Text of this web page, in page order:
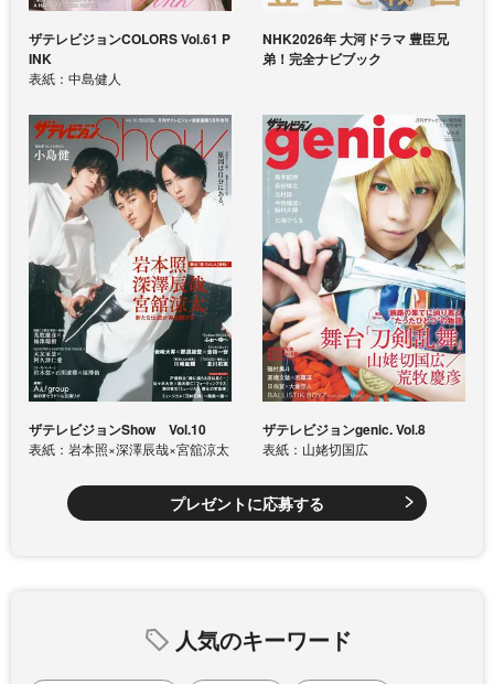
ザテレビジョンCOLORS Vol.61 P
INK
表紙：中島健人
NHK2026年 大河ドラマ 豊臣兄
弟！完全ナビブック
ザテレビジョンShow Vol.10
表紙：岩本照×深澤辰哉×宮舘涼太
ザテレビジョンgenic. Vol.8
表紙：山姥切国広
プレゼントに応募する
人気のキーワード